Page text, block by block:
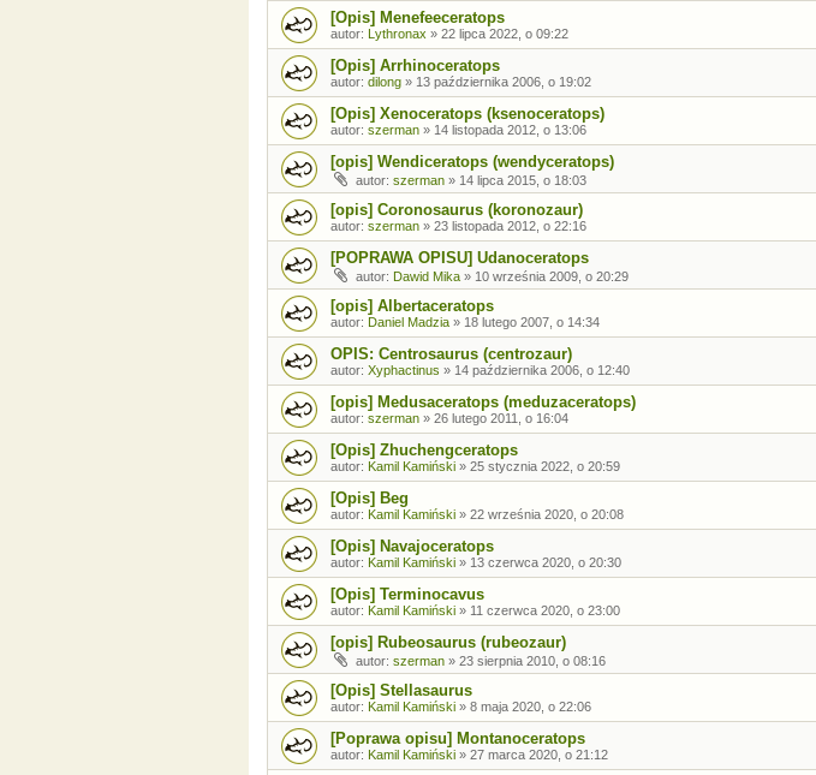
[Opis] Menefeeceratops
autor: Lythronax » 22 lipca 2022, o 09:22
[Opis] Arrhinoceratops
autor: dilong » 13 października 2006, o 19:02
[Opis] Xenoceratops (ksenoceratops)
autor: szerman » 14 listopada 2012, o 13:06
[opis] Wendiceratops (wendyceratops)
autor: szerman » 14 lipca 2015, o 18:03
[opis] Coronosaurus (koronozaur)
autor: szerman » 23 listopada 2012, o 22:16
[POPRAWA OPISU] Udanoceratops
autor: Dawid Mika » 10 września 2009, o 20:29
[opis] Albertaceratops
autor: Daniel Madzia » 18 lutego 2007, o 14:34
OPIS: Centrosaurus (centrozaur)
autor: Xyphactinus » 14 października 2006, o 12:40
[opis] Medusaceratops (meduzaceratops)
autor: szerman » 26 lutego 2011, o 16:04
[Opis] Zhuchengceratops
autor: Kamil Kamiński » 25 stycznia 2022, o 20:59
[Opis] Beg
autor: Kamil Kamiński » 22 września 2020, o 20:08
[Opis] Navajoceratops
autor: Kamil Kamiński » 13 czerwca 2020, o 20:30
[Opis] Terminocavus
autor: Kamil Kamiński » 11 czerwca 2020, o 23:00
[opis] Rubeosaurus (rubeozaur)
autor: szerman » 23 sierpnia 2010, o 08:16
[Opis] Stellasaurus
autor: Kamil Kamiński » 8 maja 2020, o 22:06
[Poprawa opisu] Montanoceratops
autor: Kamil Kamiński » 27 marca 2020, o 21:12